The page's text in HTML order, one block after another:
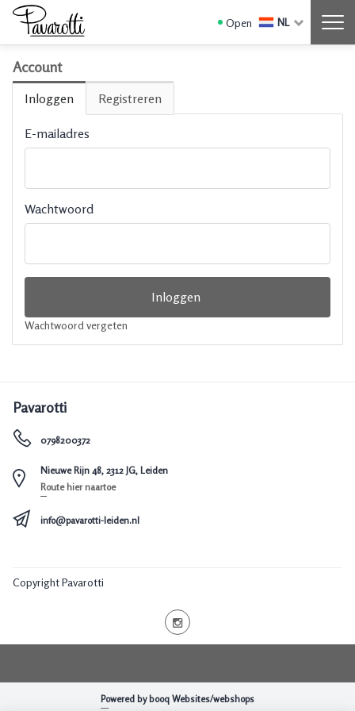
Open NL
Account
Inloggen Registreren
E-mailadres
Wachtwoord
Wachtwoord vergeten
Geen producten
Pavarotti
0798200372
Nieuwe Rijn 48, 2312 JG, Leiden
Route hier naartoe
info@pavarotti-leiden.nl
Copyright Pavarotti
Powered by booq Websites/webshops